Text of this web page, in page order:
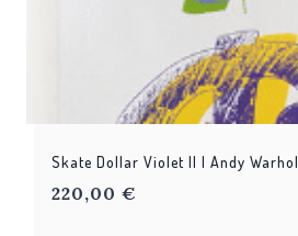
Skate Dollar Violet II | Andy Warhol
220,00 €